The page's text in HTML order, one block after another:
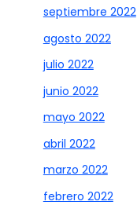
septiembre 2022
agosto 2022
julio 2022
junio 2022
mayo 2022
abril 2022
marzo 2022
febrero 2022